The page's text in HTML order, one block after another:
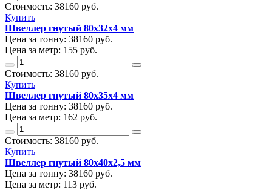
Стоимость: 38160 руб.
Купить
Швеллер гнутый 80х32х4 мм
Цена за тонну: 38160 руб.
Цена за метр: 155 руб.
Стоимость: 38160 руб.
Купить
Швеллер гнутый 80х35х4 мм
Цена за тонну: 38160 руб.
Цена за метр: 162 руб.
Стоимость: 38160 руб.
Купить
Швеллер гнутый 80х40х2,5 мм
Цена за тонну: 38160 руб.
Цена за метр: 113 руб.